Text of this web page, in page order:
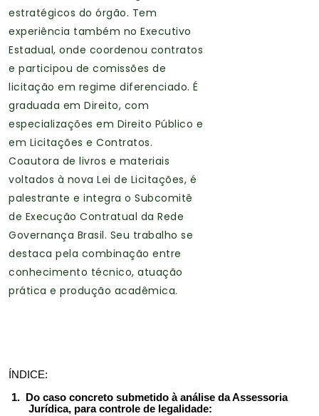
estratégicos do órgão. Tem
experiência também no Executivo
Estadual, onde coordenou contratos
e participou de comissões de
licitação em regime diferenciado. É
graduada em Direito, com
especializações em Direito Público e
em Licitações e Contratos.
Coautora de livros e materiais
voltados à nova Lei de Licitações, é
palestrante e integra o Subcomitê
de Execução Contratual da Rede
Governança Brasil. Seu trabalho se
destaca pela combinação entre
conhecimento técnico, atuação
prática e produção acadêmica.